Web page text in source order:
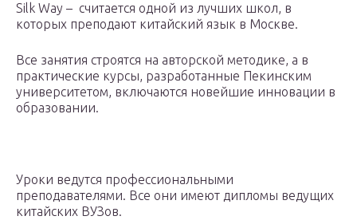
Silk Way – считается одной из лучших школ, в
которых преподают китайский язык в Москве.
Все занятия строятся на авторской методике, а в
практические курсы, разработанные Пекинским
университетом, включаются новейшие инновации в
образовании.
Уроки ведутся профессиональными
преподавателями. Все они имеют дипломы ведущих
китайских ВУЗов.